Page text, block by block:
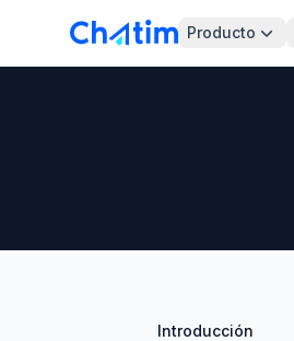
Producto
Introducción